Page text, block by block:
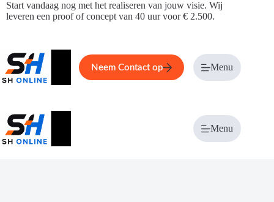
Ga
naar
Start vandaag nog met het realiseren van jouw visie. Wij
leveren een proof of concept van 40 uur voor € 2.500.
Home Service Over ons
Neem Contact op Menu
Menu